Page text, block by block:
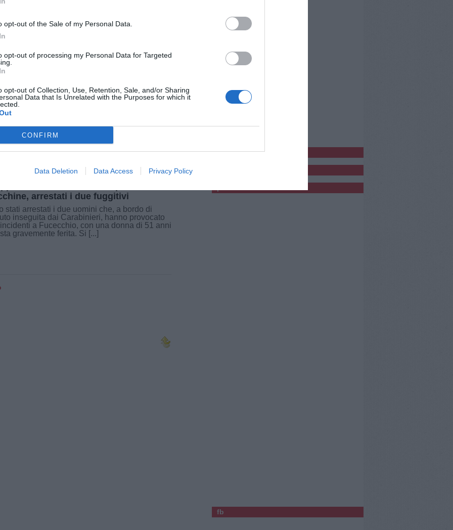
opt-out of the Sale of my Personal Data.
opt-out of processing my Personal Data for Targeted
opt-out of Collection, Use, Retention, Sale, and/or Sharing
Data that Is Unrelated with the Purposes for which it
CONFIRM
Data Deletion Data Access Privacy Policy
sull'Aurelia tra tre auto: muore un
di Fucecchio, tre i feriti
avvenuto poco prima della mezzanotte di
1 agosto lungo la Strada Statale 1 Aurelia,
comunale di [...]
arrestati i due fuggitivi
stati arrestati i due uomini che, a bordo di
inseguita dai Carabinieri, hanno provocato
a Fucecchio, con una donna di 51 anni
gravemente ferita. Si [...]
pubblicitàCl
fb